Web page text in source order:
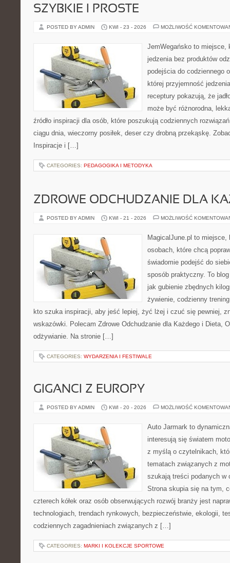
SZYBKIE I PROSTE
POSTED BY ADMIN KWI - 23 - 2026 MOŻLIWOŚĆ
JemWegańsko to miejsce,
jedzenia bez produktów
podejścia do codziennego
której przyjemność
receptury pokazują, że
może być różnorodna,
źródło inspiracji dla osób, które poszukują codziennych
ciągu dnia, wieczorny posiłek, deser czy drobną przekąskę.
Inspiracje i […]
CATEGORIES: PEDAGOGIKA I METODYKA
ZDROWE ODCHUDZANIE DLA
POSTED BY ADMIN KWI - 21 - 2026 MOŻLIWOŚĆ
MagicalJune.pl to miejsce,
osobach, które chcą
świadomie podejść do
sposób praktyczny. To
jak gubienie zbędnych
żywienie, codzienny
kto szuka inspiracji, aby jeść lepiej, żyć lżej i czuć się pewniej,
wskazówki. Polecam Zdrowe Odchudzanie dla Każdego i Dieta,
odżywianie. Na stronie […]
CATEGORIES: WYDARZENIA I FESTIWALE
GIGANCI Z EUROPY
POSTED BY ADMIN KWI - 20 - 2026 MOŻLIWOŚĆ
Auto Jarmark to
interesują się światem
z myślą o czytelnikach,
tematach związanych z
szukają treści podanych
Strona skupia się na tym,
czterech kółek oraz osób obserwujących rozwój branży jest
technologiach, trendach rynkowych, bezpieczeństwie, ekologii,
codziennych zagadnieniach związanych z […]
CATEGORIES: MARKI I KOLEKCJE SPORTOWE